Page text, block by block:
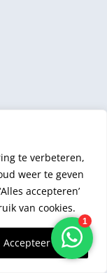
te verbeteren,
weer te geven
accepteren’
van cookies.
Accepteer alles